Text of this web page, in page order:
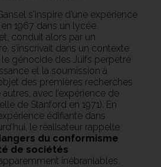
s'inspire d’une expérience
1967 dans un lycée
conduit alors par un
s’inscrivait dans un contexte
le génocide des Juifs perpétré
et la soumission à
des premières recherches
avec l’expérience de
de Stanford en 1971). En
édifiante dans
le réalisateur rappelle
du conformisme
de sociétés
inébranlables.